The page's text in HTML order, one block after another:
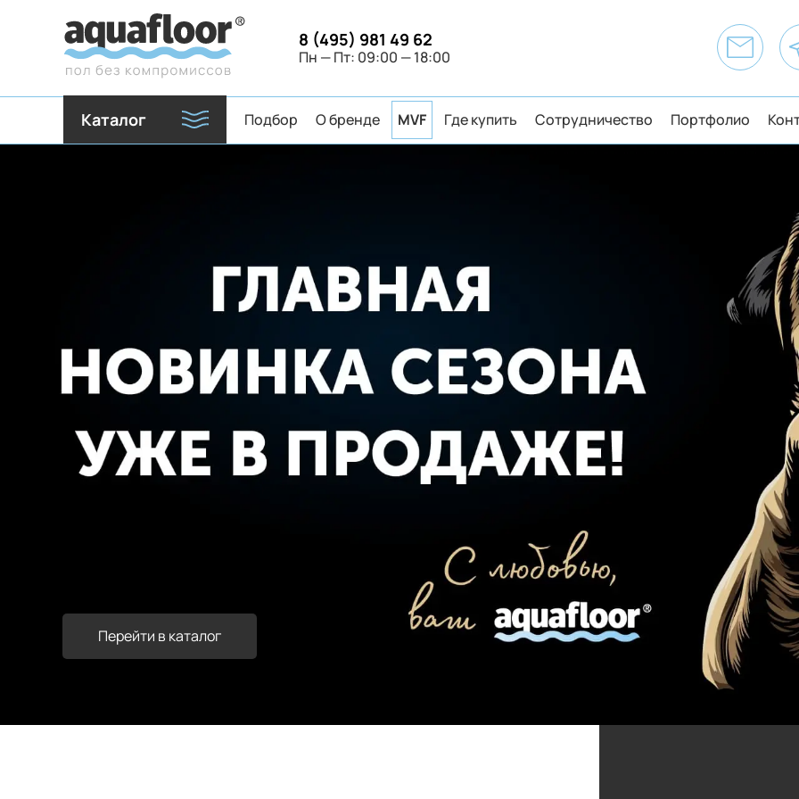
8 (495) 981 49 62
Пн — Пт: 09:00 — 18:00
Каталог Подбор О бренде MVF Где купить Сотрудничество Портфолио
Перейти в каталог
Перейти в каталог
Перейти в каталог